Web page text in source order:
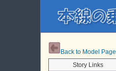
Back to Model Page
Story Links